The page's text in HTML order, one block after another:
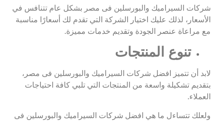
شركات السيراميك والبورسلين فى مصر بشكل عام تتنافس في
الأسعار، لذلك عليك اختيار الشركة التي تقدم لك أسعارًا مناسبة
مع مراعاة عنصر الجودة وتقديم خدمات مميزة.
تنوع المنتجات
لابد أن تتميز افضل شركات السيراميك والبورسلين فى مصر،
بتقديم تشكيلة واسعة من المنتجات التي تلبي كافة احتياجات
العملاء.
ولعلك تتساءل ما هي افضل شركات السيراميك والبورسلين فى